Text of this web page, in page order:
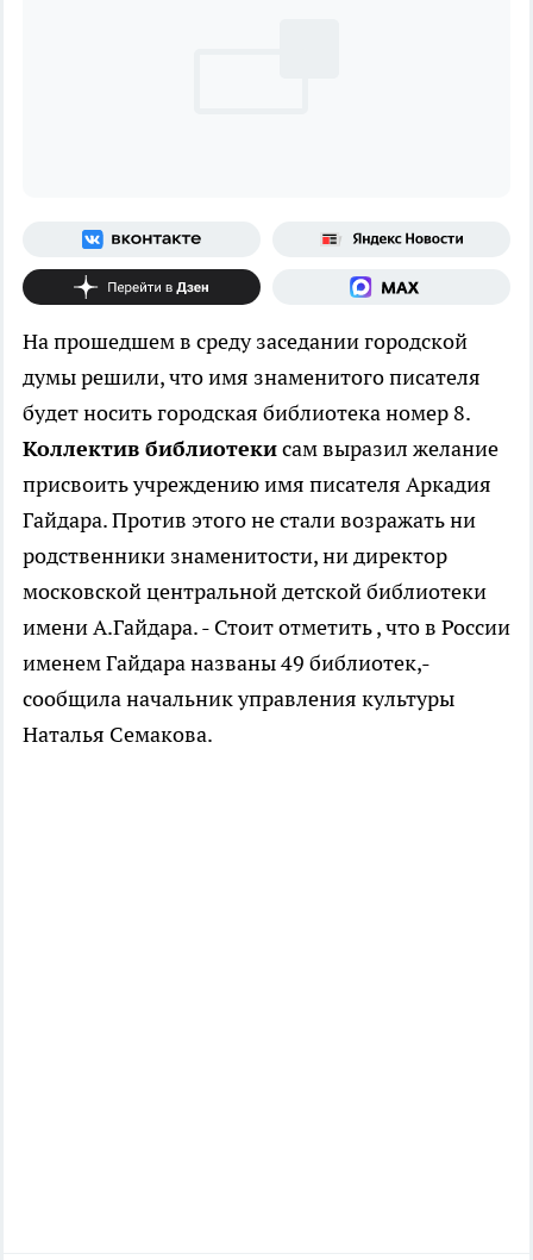
На прошедшем в среду заседании городской
думы решили, что имя знаменитого писателя
будет носить городская библиотека номер 8.
Коллектив библиотекисам выразил желание
присвоить учреждению имя писателя Аркадия
Гайдара. Против этого не стали возражать ни
родственники знаменитости, ни директор
московской центральной детской библиотеки
имени А.Гайдара. - Стоит отметить , что в России
именем Гайдара названы 49 библиотек,-
сообщила начальник управления культуры
Наталья Семакова.